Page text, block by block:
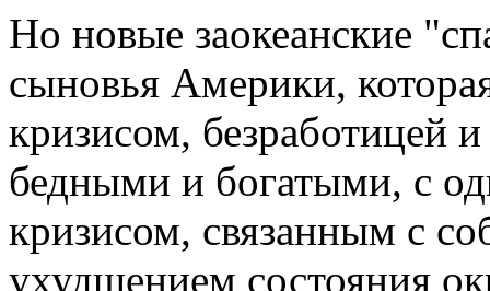
Но новые заокеанские
сыновья Америки,
кризисом, безработицей
бедными и богатыми, с
кризисом, связанным с
ухудшением состояния